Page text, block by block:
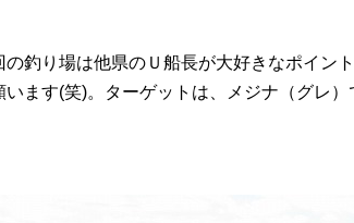
の釣り場は他県のＵ船長が大好きなポイン
ます(笑)。ターゲットは、メジナ（グレ）